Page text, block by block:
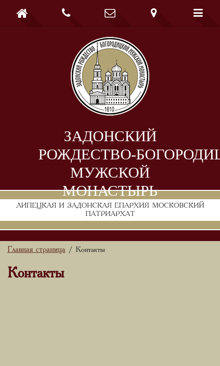
ЗАДОНСКИЙ
РОЖДЕСТВО-
МУЖСКОЙ
МОНАСТЫРЬ
ЛИПЕЦКАЯ И ЗАДОНСКАЯ ЕПАРХИЯ МОСКОВСКИЙ
ПАТРИАРХАТ
    
Главная страница / Контакты
Контакты